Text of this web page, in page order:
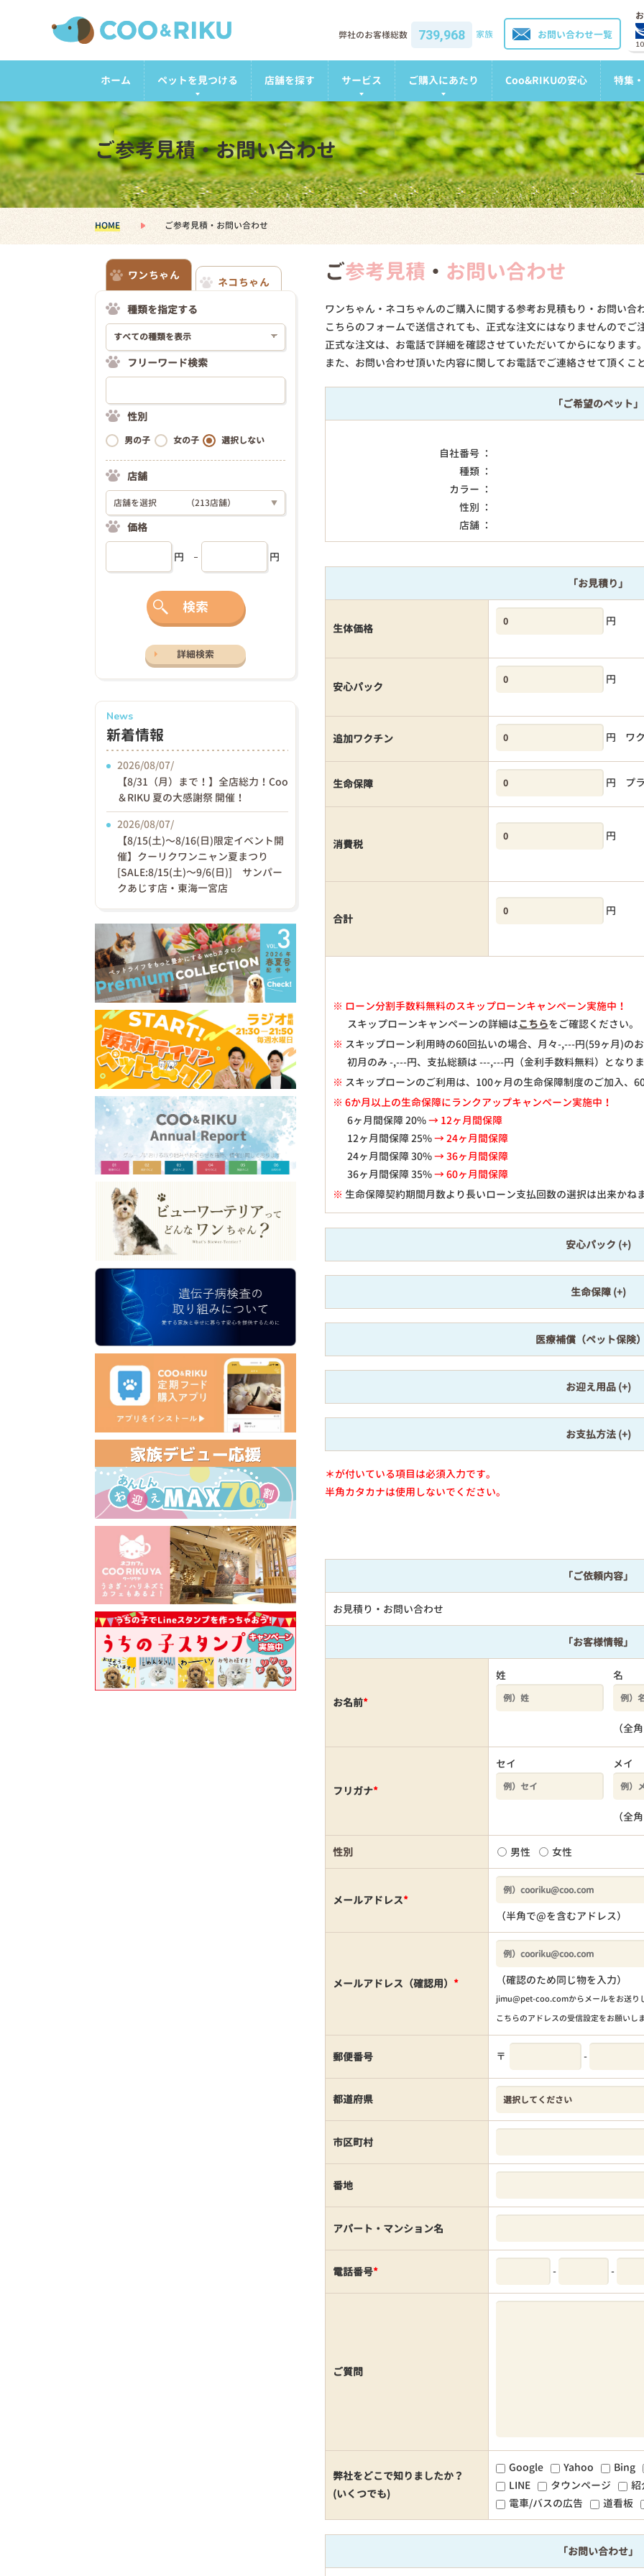
お問い合わせ一覧
弊社のお客様総数 739,968 家族
ホーム ペットを見つける 店舗を探す サービス ご購入にあたり Coo&RIKUの安心 特集
ご参考見積・お問い合わせ
HOME ご参考見積・お問い合わせ
ご参考見積 ・ お問い合わせ
ワンちゃん・ネコちゃんのご購入に関する参考お見積もり・お問い合
こちらのフォームで送信されても、正式な注文にはなりませんのでご
正式な注文は、お電話で詳細を確認させていただいてからになります
また、お問い合わせ頂いた内容に関してお電話でご連絡させて頂く
「ご希望のペット」
自社番号 ：
種類 ：
カラー ：
性別 ：
店舗 ：
「お見積り」
生体価格
円
安心パック
円
追加ワクチン 円 ワ
生命保障 円 プ
消費税
円
合計
円
※ ローン分割手数料無料のスキップローンキャンペーン実施中！
スキップローンキャンペーンの詳細はこちらをご確認ください。
※ スキップローン利用時の60回払いの場合、月々-,---円(59ヶ月)の
初月のみ -,---円、支払総額は ---,---円（金利手数料無料）となり
※ スキップローンのご利用は、100ヶ月の生命保障制度のご加入、
※ 6か月以上の生命保障にランクアップキャンペーン実施中！
6ヶ月間保障 20%→ 12ヶ月間保障
12ヶ月間保障 25%→ 24ヶ月間保障
24ヶ月間保障 30%→ 36ヶ月間保障
36ヶ月間保障 35%→ 60ヶ月間保障
※ 生命保障契約期間月数より長いローン支払回数の選択は出来かね
安心パック
生命保障
医療補償（ペット保険
お迎え用品
お支払方法
＊が付いている項目は必須入力です。
半角カタカナは使用しないでください。
「ご依頼内容」
お見積り・お問い合わせ
「お客様情報」
お名前*
姓 名
（全
フリガナ*
セイ メイ
（全
性別 男性 女性
メールアドレス*
（半角で@を含むアドレス）
メールアドレス（確認用） * （確認のため同じ物を入力）
jimu@pet-coo.comからメールをお送り
こちらのアドレスの受信設定をお願いし
郵便番号 〒 -
都道府県
市区町村
番地
アパート・マンション名
電話番号* - -
ご質問
弊社をどこで知りましたか？
(いくつでも)
Google Yahoo
Bing
LINE
タウンページ
紹
電車/バスの広告
道看板
「お問い合わせ」
ワンちゃん
ネコちゃん
種類を指定する
フリーワード検索
性別
男の子 女の子 選択しない
店舗
店舗を選択 （213店舗） ▼
価格
円 円
検索
詳細検索
News
新着情報
2026/08/07/
【8/31（月）まで！】全店総力！Coo
＆RIKU 夏の大感謝祭 開催！
2026/08/07/
【8/15(土)〜8/16(日)限定イベント開
催】クーリクワンニャン夏まつり
[SALE:8/15(土)～9/6(日)] サンパー
クあじす店・東海一宮店